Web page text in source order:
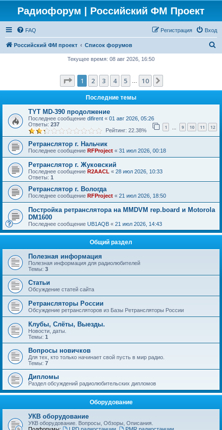
Радиофорум | Российский ФМ Проект
FAQ Вход
Регистрация
Российский ФМ проект Список форумов
к
Текущее время: 08 авг 2026, 16:50
Страница из 10
1 2 3 4 5 10
Последние темы
TYT MD-390 продолжение
Последнее сообщение difirent « 01 авг 2026, 05:26
Ответы: 237 1 9 10 11 12
Рейтинг: 22.38%
Ретранслятор г. Нальчик
Последнее сообщение RFProject « 31 июл 2026, 00:18
Ретранслятор г. Жуковский
Последнее сообщение R2AACL « 28 июл 2026, 10:33
Ответы: 1
Ретранслятор г. Вологда
Последнее сообщение RFProject « 21 июл 2026, 18:50
Постройка ретранслятора на MMDVM rep.board и Motorola
DM1600
Последнее сообщение UB1AQB « 21 июл 2026, 14:43
Общий раздел
Полезная информация
Полезная информация для радиолюбителей
Темы: 3
Статьи
Обсуждение статей сайта
Ретрансляторы России
Обсуждение ретрансляторов из Базы Ретрансляторы России
Клубы, Слёты, Выезды.
Новости, даты.
Темы: 1
Вопросы новичков
Для тех, кто только начинает свой пусть в мир радио.
Темы: 7
Дипломы
Раздел обсуждений радиолюбительских дипломов
Оборудование
УКВ оборудование
УКВ оборудование. Вопросы, Обзоры, Описания.
Подфорумы:
LPD радиостанции,
PMR радиостанции